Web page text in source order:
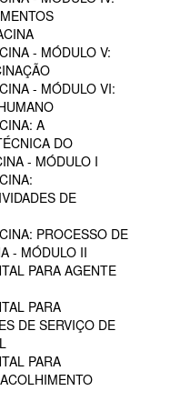
- MÓDULO V:
- MÓDULO VI:
A
DO
- MÓDULO I
DE
PROCESSO DE
- MÓDULO II
PARA AGENTE
PARA
DE SERVIÇO DE
PARA